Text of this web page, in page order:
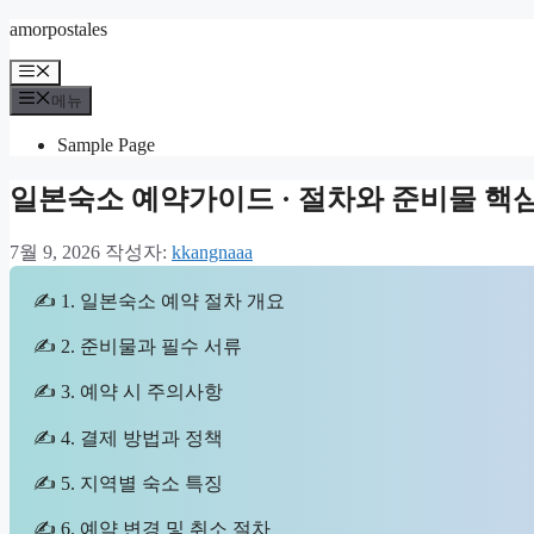
컨
츠
로
기
amorpostales
메
뉴
메뉴
Sample Page
일본숙소 예약가이드 · 절차와 준비물 핵
7월 9, 2026 작성자: kkangnaaa
✍ 1. 일본숙소 예약 절차 개요
✍ 2. 준비물과 필수 서류
✍ 3. 예약 시 주의사항
✍ 4. 결제 방법과 정책
✍ 5. 지역별 숙소 특징
✍ 6. 예약 변경 및 취소 절차